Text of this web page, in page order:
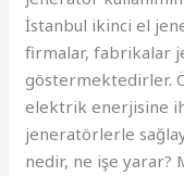
İstanbul ikinci el
firmalar, fabrikalar
göstermektedirler.
elektrik enerjisine
jeneratörlerle
nedir, ne işe yarar?